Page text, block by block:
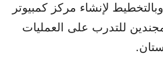
وبالتخطيط لإنشاء مركز كمبيوتر
للتدرب على العمليات